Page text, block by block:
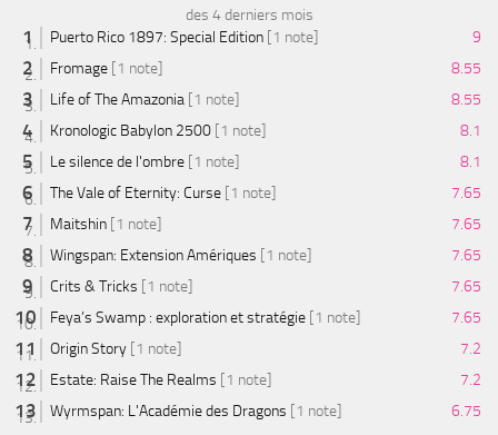
des 4 derniers mois
Puerto Rico 1897: Special Edition [1 note]
9
Fromage [1 note]
8.55
Life of The Amazonia [1 note]
8.55
Kronologic Babylon 2500 [1 note]
8.1
Le silence de l'ombre [1 note]
8.1
The Vale of Eternity: Curse [1 note]
7.65
Maitshin [1 note]
7.65
Wingspan: Extension Amériques [1 note]
7.65
Crits & Tricks [1 note]
7.65
Feya’s Swamp : exploration et stratégie [1 note]
7.65
Origin Story [1 note]
7.2
Estate: Raise The Realms [1 note]
7.2
Wyrmspan: L'Académie des Dragons [1 note] 6.75